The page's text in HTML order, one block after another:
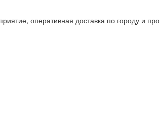
оперативная доставка по городу и